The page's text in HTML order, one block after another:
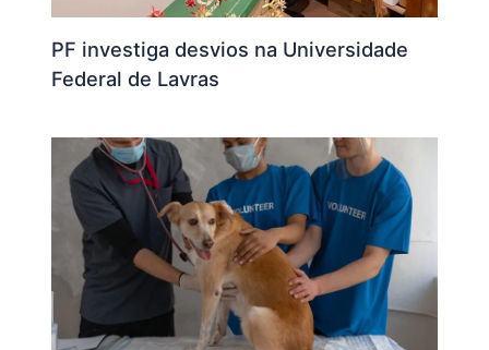
PF investiga desvios na Universidade
Federal de Lavras